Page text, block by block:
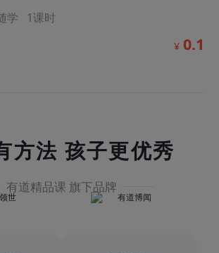
学 1课时
¥ 0.1
方法 孩子更优秀
有道精品课 旗下品牌